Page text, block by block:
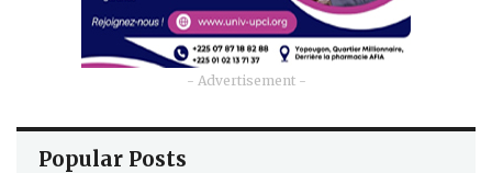
- Advertisement -
Popular Posts